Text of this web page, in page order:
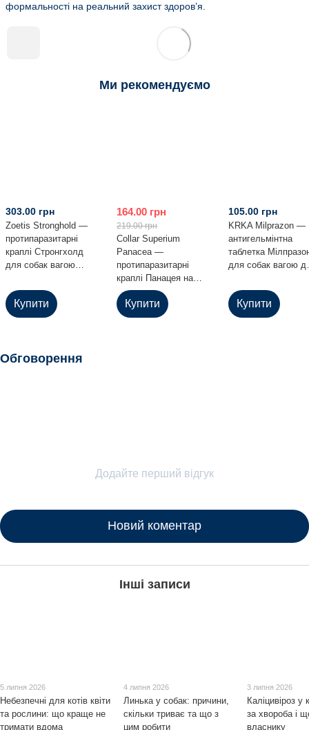
формальності на реальний захист здоров’я.
Ми рекомендуємо
Zoetis Stronghold —
протипаразитарні
краплі Стронгхолд
для собак вагою
303.00 грн
Купити
Collar Superium
Panacea —
протипаразитарні
краплі Панацея на
холку для собак
вагою 1–4 кг
164.00 грн
219.00 грн
Купити
KRKA Milprazon —
антигельмінтна
таблетка
для собак вагою
105.00 грн
Купити
Обговорення
Додайте перший відгук
Новий коментар
Інші записи
5 липня 2026
Небезпечні для котів квіти
та рослини: що краще не
тримати вдома
4 липня 2026
Линька у собак: причини,
скільки триває та що з
цим робити
3 липня 2026
Каліцивіроз у
за хвороба і
власнику